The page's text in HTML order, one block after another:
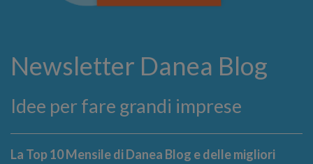
Newsletter Danea Blog
Idee per fare grandi imprese
La Top 10 Mensile di Danea Blog e delle migliori